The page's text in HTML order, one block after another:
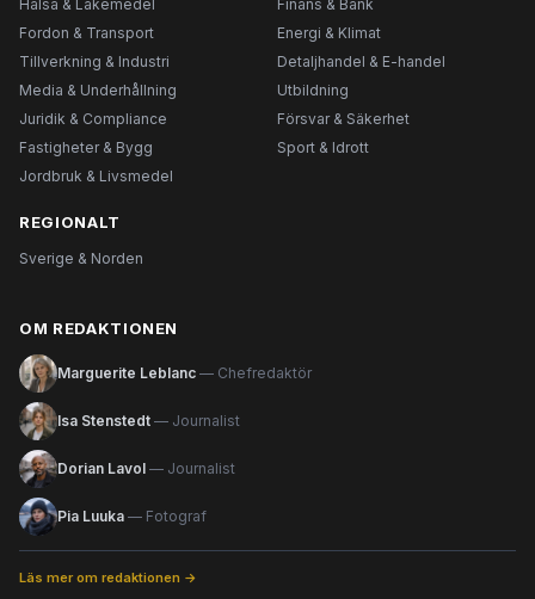
Hälsa & Läkemedel
Finans & Bank
Fordon & Transport
Energi & Klimat
Tillverkning & Industri
Detaljhandel & E-handel
Media & Underhållning
Utbildning
Juridik & Compliance
Försvar & Säkerhet
Fastigheter & Bygg
Sport & Idrott
Jordbruk & Livsmedel
REGIONALT
Sverige & Norden
OM REDAKTIONEN
Marguerite Leblanc — Chefredaktör
Isa Stenstedt — Journalist
Dorian Lavol — Journalist
Pia Luuka — Fotograf
Läs mer om redaktionen →